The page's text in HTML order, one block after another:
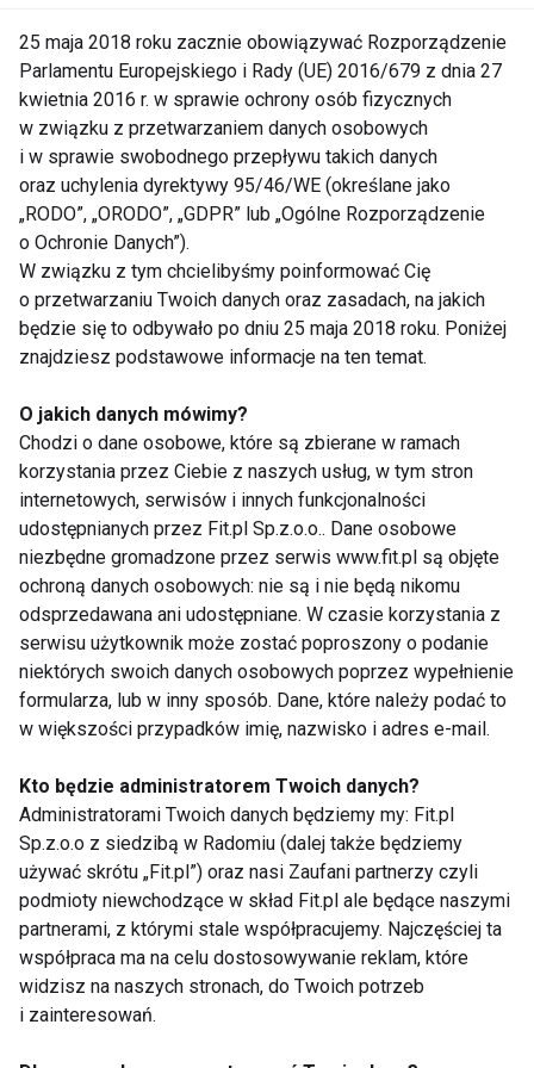
ćwiczenia na mięśnie brzucha
ćwiczenia na brzuch
plaski brzuch
mięśnie brzucha
filmy
ćwiczenia na płaski brzuch
brzuch ćwiczenia
ćwiczenia na
Nie przegap nowości ze
świata FIT!
Zapisz się do naszego newslettera
Wyrażam zgodę na otrzymywanie informacji
handlowej drogą elektroniczną na podany adres e-mail
przez FIT.PL. Więcej informacji znajdziesz w Polityce
ZAPISZ SIĘ
WSPÓŁPRACA
25 maja 2018 roku zacznie obowiązywać Rozporządzenie
Parlamentu Europejskiego i Rady (UE) 2016/679 z dnia 27
kwietnia 2016 r. w sprawie ochrony osób fizycznych
w związku z przetwarzaniem danych osobowych
i w sprawie swobodnego przepływu takich danych
oraz uchylenia dyrektywy 95/46/WE (określane jako
„RODO”, „ORODO”, „GDPR” lub „Ogólne Rozporządzenie
o Ochronie Danych”).
W związku z tym chcielibyśmy poinformować Cię
o przetwarzaniu Twoich danych oraz zasadach, na jakich
będzie się to odbywało po dniu 25 maja 2018 roku. Poniżej
znajdziesz podstawowe informacje na ten temat.
O jakich danych mówimy?
Chodzi o dane osobowe, które są zbierane w ramach
korzystania przez Ciebie z naszych usług, w tym stron
internetowych, serwisów i innych funkcjonalności
udostępnianych przez Fit.pl Sp.z.o.o.. Dane osobowe
niezbędne gromadzone przez serwis www.fit.pl są objęte
ochroną danych osobowych: nie są i nie będą nikomu
odsprzedawana ani udostępniane. W czasie korzystania z
serwisu użytkownik może zostać poproszony o podanie
niektórych swoich danych osobowych poprzez wypełnienie
formularza, lub w inny sposób. Dane, które należy podać to
w większości przypadków imię, nazwisko i adres e-mail.
Kto będzie administratorem Twoich danych?
Administratorami Twoich danych będziemy my: Fit.pl
Sp.z.o.o z siedzibą w Radomiu (dalej także będziemy
używać skrótu „Fit.pl”) oraz nasi Zaufani partnerzy czyli
podmioty niewchodzące w skład Fit.pl ale będące naszymi
partnerami, z którymi stale współpracujemy. Najczęściej ta
współpraca ma na celu dostosowywanie reklam, które
widzisz na naszych stronach, do Twoich potrzeb
i zainteresowań.